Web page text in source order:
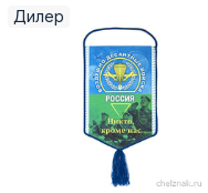
Дилер